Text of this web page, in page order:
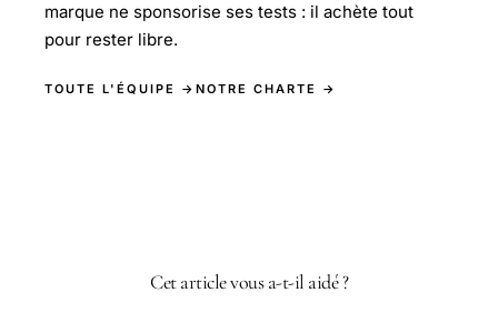
marque ne sponsorise ses tests : il achète tout
pour rester libre.
TOUTE L'ÉQUIPE → NOTRE CHARTE →
Cet article vous a-t-il aidé ?